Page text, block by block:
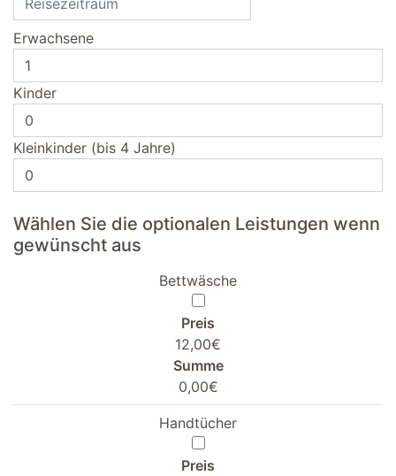
Erwachsene
Kinder
Kleinkinder (bis 4 Jahre)
Wählen Sie die optionalen Leistungen wenn
gewünscht aus
Bettwäsche
Preis
12,00€
Summe
0,00€
Handtücher
Preis